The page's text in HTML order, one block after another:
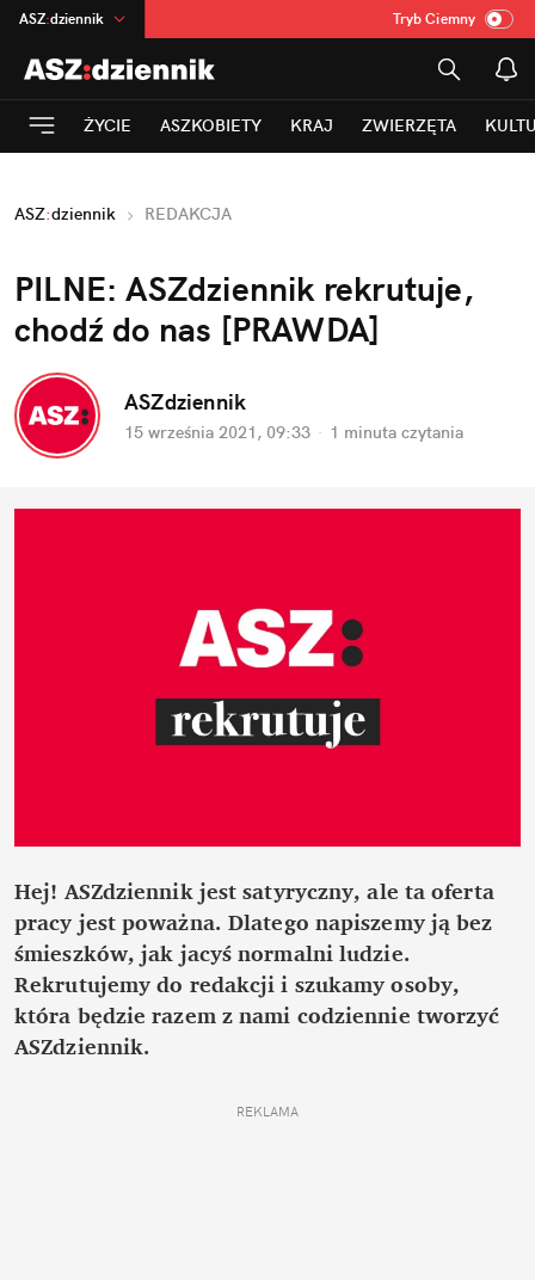
ASZ:dziennik
na:Temat
INN:Poland
mama
Rozrywka
Tryb Ciemny
ŻYCIE ASZKOBIETY KRAJ ZWIERZĘTA
ASZ:dziennik REDAKCJA
PILNE: ASZdziennik rekrutuje,
chodź do nas [PRAWDA]
ASZdziennik
15 września 2021, 09:33 · 1 minuta czytania
Hej! ASZdziennik jest satyryczny, ale ta oferta
pracy jest poważna. Dlatego napiszemy ją bez
śmieszków, jak jacyś normalni ludzie.
Rekrutujemy do redakcji i szukamy osoby,
która będzie razem z nami codziennie tworzyć
ASZdziennik.
REKLAMA